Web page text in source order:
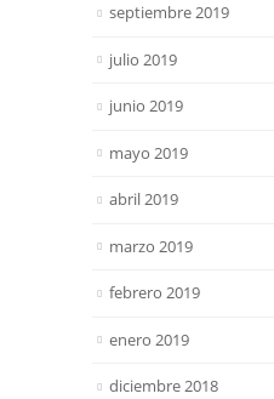
septiembre 2019
julio 2019
junio 2019
mayo 2019
abril 2019
marzo 2019
febrero 2019
enero 2019
diciembre 2018